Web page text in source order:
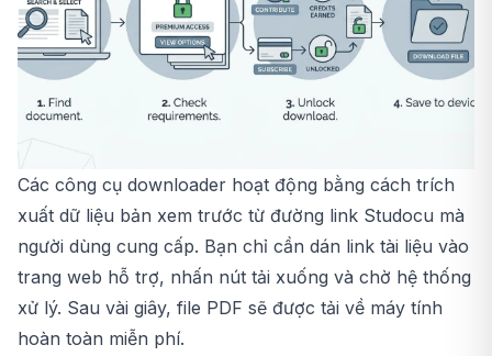
Các công cụ downloader hoạt động bằng cách trích
xuất dữ liệu bản xem trước từ đường link Studocu mà
người dùng cung cấp. Bạn chỉ cần dán link tài liệu vào
trang web hỗ trợ, nhấn nút tải xuống và chờ hệ thống
xử lý. Sau vài giây, file PDF sẽ được tải về máy tính
hoàn toàn miễn phí.